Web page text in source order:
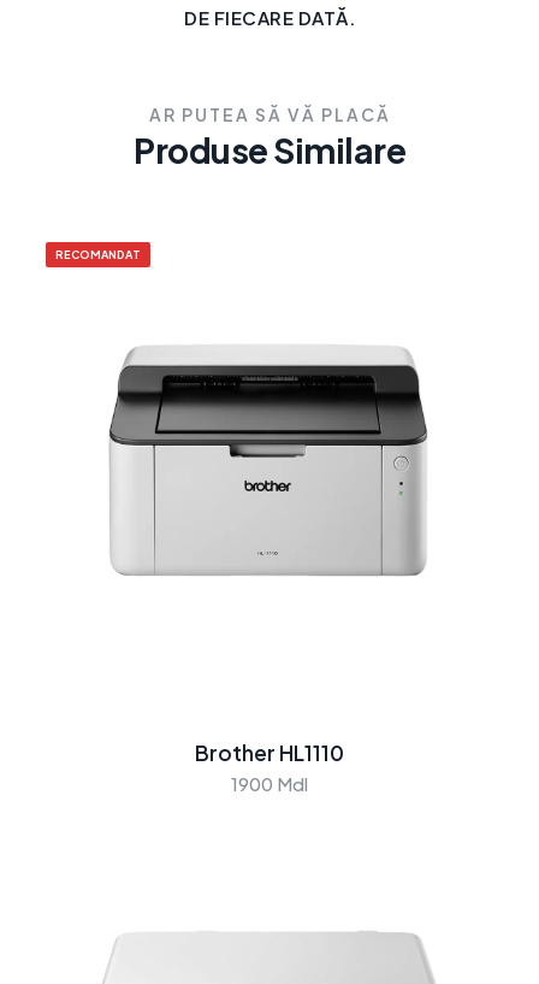
DE FIECARE DATĂ.
AR PUTEA SĂ VĂ PLACĂ
Produse Similare
RECOMANDAT
Brother HL1110
1900 Mdl